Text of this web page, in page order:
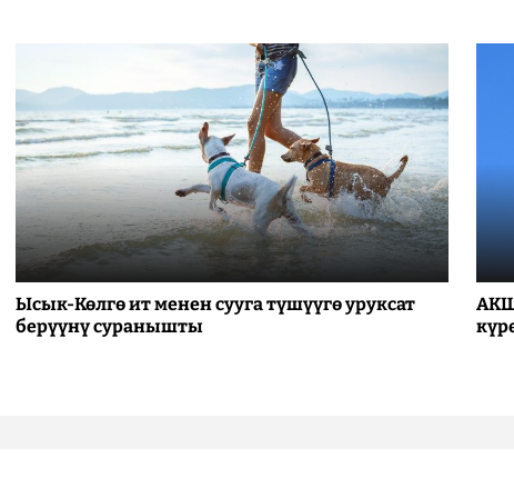
Ысык-Көлгө ит менен сууга түшүүгө уруксат
берүүнү суранышты